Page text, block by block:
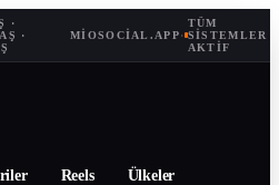
·
·
MIOSOCIAL.APP·
TÜM
SISTEMLER
AKTIF
Reels Ülkeler